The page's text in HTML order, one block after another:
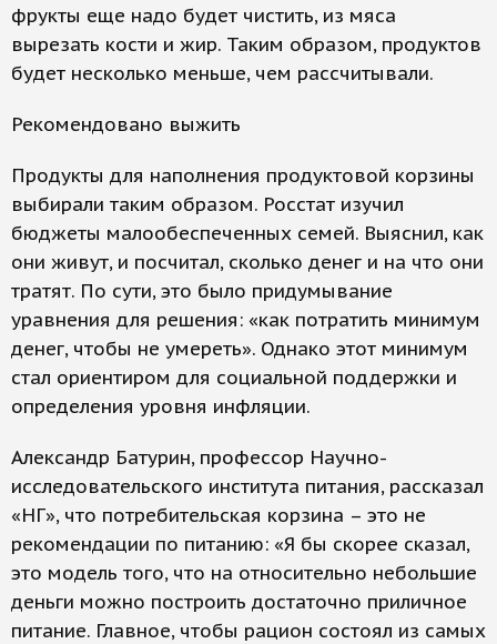
фрукты еще надо будет чистить, из мяса
вырезать кости и жир. Таким образом, продуктов
будет несколько меньше, чем рассчитывали.
Рекомендовано выжить
Продукты для наполнения продуктовой корзины
выбирали таким образом. Росстат изучил
бюджеты малообеспеченных семей. Выяснил, как
они живут, и посчитал, сколько денег и на что они
тратят. По сути, это было придумывание
уравнения для решения: «как потратить минимум
денег, чтобы не умереть». Однако этот минимум
стал ориентиром для социальной поддержки и
определения уровня инфляции.
Александр Батурин, профессор Научно-
исследовательского института питания, рассказал
«НГ», что потребительская корзина – это не
рекомендации по питанию: «Я бы скорее сказал,
это модель того, что на относительно небольшие
деньги можно построить достаточно приличное
питание. Главное, чтобы рацион состоял из самых